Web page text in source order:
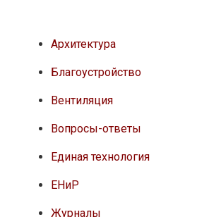
Архитектура
Благоустройство
Вентиляция
Вопросы-ответы
Единая технология
ЕНиР
Журналы